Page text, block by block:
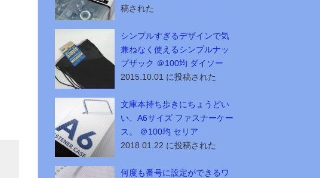
稿された
シンプルすぎるデザインで気
兼ねなく使えるシンプルナッ
プザック ＠100均 ダイソー
2015.10.01 に投稿された
文庫本持ち歩きにちょうどい
い、A6サイズ ファスナーケー
ス。 ＠100均 セリア
2018.01.22 に投稿された
何度も番号に設定ができるワ